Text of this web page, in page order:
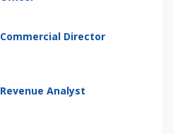
Commercial Director
Revenue Analyst